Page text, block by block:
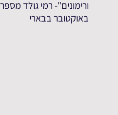
ורימונים"- רמי גולד
באוקטובר בבארי